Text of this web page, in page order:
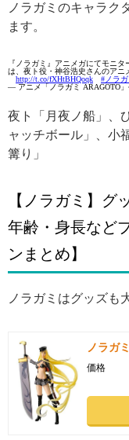
ノラガミのキャラク
ます。
『ノラガミ』アニメガにてモニ
は、夜ト役・神谷浩史さんのア
http://t.co/fXHtBHQoqk
#ノラガ
— アニメ「ノラガミ ARAGOTO」
夜ト「月夜ノ船」、
ャッチボール」、小
篝り」
【ノラガミ】グ
年齢・身長など
ンまとめ】
ノラガミはグッズも
ノラガ
価格